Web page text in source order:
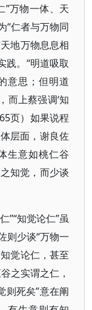
”万物一体、天
“仁者与万物同
地万物息息相
践。“明道吸取
意思；但明道
而上蔡强调‘知
页）如果说程
层面，谢良佐
生意如桃仁谷
知觉，而少谈
”“知觉论仁”虽
则少谈“万物一
觉论仁，甚至
之实谓之仁，
死矣”意在阐